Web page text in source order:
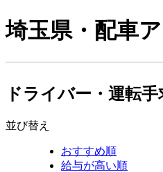
埼玉県・配車
ドライバー・運転
並び替え
おすすめ順
給与が高い順